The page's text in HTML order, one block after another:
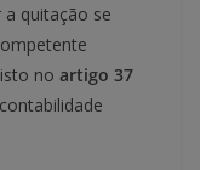
quitação se
no artigo 37